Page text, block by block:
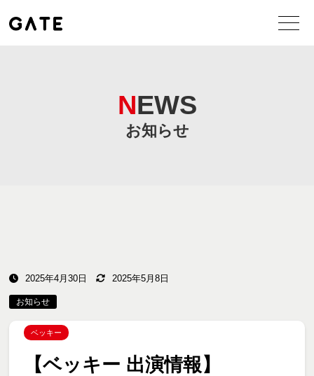
NEWS
お知らせ
2025年4月30日 2025年5月8日
お知らせ
ベッキー
【ベッキー 出演情報】